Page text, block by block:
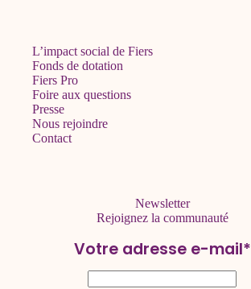
L’impact social de Fiers
Fonds de dotation
Fiers Pro
Foire aux questions
Presse
Nous rejoindre
Contact
Newsletter
Rejoignez la communauté
Votre adresse e-mail*